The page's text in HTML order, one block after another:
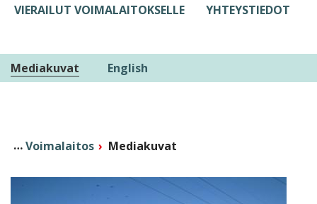
VIERAILUT VOIMALAITOKSELLE
YHTEYSTIEDOT
Mediakuvat English
Voimalaitos Mediakuvat